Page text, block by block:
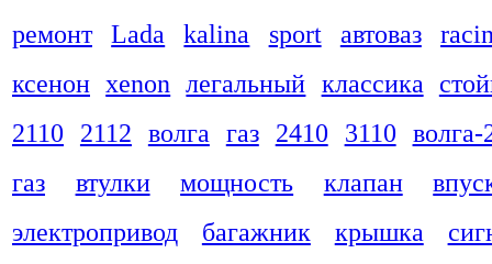
ремонт
Lada kalina sport автоваз
ксенон xenon легальный классика
2110
2112 волга газ 2410 3110 волга-
газ
втулки мощность клапан
электропривод
багажник крышка